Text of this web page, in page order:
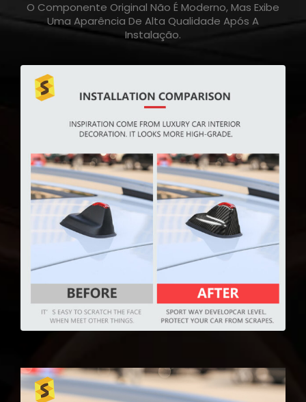
O Componente Original Não É Moderno, Mas Exibe
Uma Aparência De Alta Qualidade Após A
Instalação.